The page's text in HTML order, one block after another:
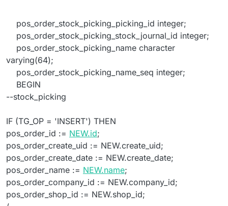
pos_order_stock_picking_picking_id integer;
pos_order_stock_picking_stock_journal_id integer;
pos_order_stock_picking_name character
varying(64);
pos_order_stock_picking_name_seq integer;
BEGIN
--stock_picking
IF (TG_OP = 'INSERT') THEN
pos_order_id := NEW.id;
pos_order_create_uid := NEW.create_uid;
pos_order_create_date := NEW.create_date;
pos_order_name := NEW.name;
pos_order_company_id := NEW.company_id;
pos_order_shop_id := NEW.shop_id;